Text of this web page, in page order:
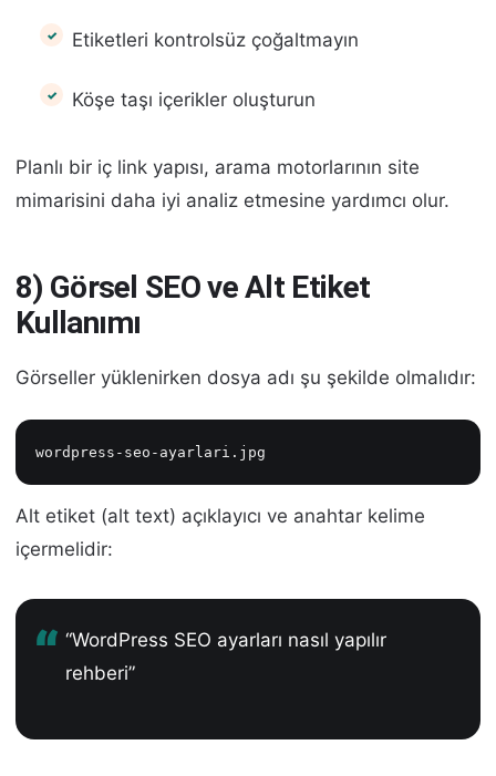
Etiketleri kontrolsüz çoğaltmayın
Köşe taşı içerikler oluşturun
Planlı bir iç link yapısı, arama motorlarının site
mimarisini daha iyi analiz etmesine yardımcı olur.
8) Görsel SEO ve Alt Etiket
Kullanımı
Görseller yüklenirken dosya adı şu şekilde olmalıdır:
wordpress-seo-ayarlari.jpg
Alt etiket (alt text) açıklayıcı ve anahtar kelime
içermelidir:
“WordPress SEO ayarları nasıl yapılır
rehberi”